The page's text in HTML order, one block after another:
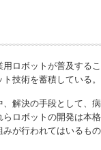
ロボットが普及する
技術を蓄積している。
解決の手段として、
ロボットの開発は本
が行われてはいるも